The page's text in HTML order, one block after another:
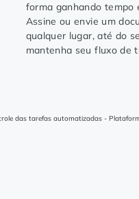
forma ganhando tempo
Assine ou envie um
qualquer lugar, até do
mantenha seu fluxo de